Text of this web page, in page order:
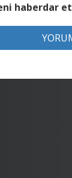
haberdar et